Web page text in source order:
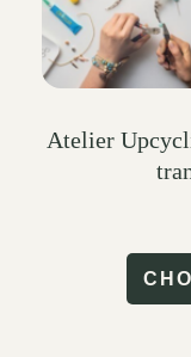
Atelier